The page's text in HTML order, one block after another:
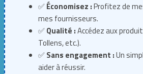
✅Économisez :Profitez de
mes fournisseurs.
✅Qualité :Accédez aux
Tollens, etc.).
✅Sans engagement :Un
aider à réussir.